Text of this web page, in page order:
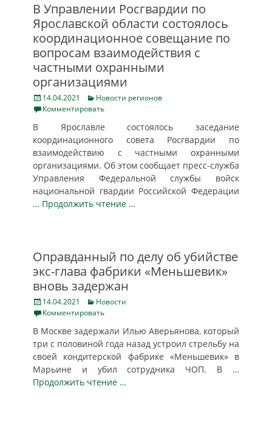
В Управлении Росгвардии по
Ярославской области состоялось
координационное совещание по
вопросам взаимодействия с
частными охранными
организациями
Posted
on
14.04.2021 Categories
Новости регионов
Комментировать
В Ярославле состоялось заседание
координационного совета Росгвардии по
взаимодействию с частными охранными
организациями. Об этом сообщает пресс-служба
Управления Федеральной службы войск
национальной гвардии Российской Федерации
… Продолжить чтение …
Оправданный по делу об убийстве
экс-глава фабрики «Меньшевик»
вновь задержан
Posted
on
14.04.2021 Categories
Новости
Комментировать
В Москве задержали Илью Аверьянова, который
три с половиной года назад устроил стрельбу на
своей кондитерской фабрике «Меньшевик» в
Марьине и убил сотрудника ЧОП. В …
Продолжить чтение …